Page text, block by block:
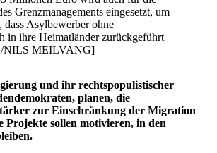
Grenzmanagements eingesetzt, um
dass Asylbewerber ohne
in ihre Heimatländer zurückgeführt
NILS MEILVANG]
und ihr rechtspopulistischer
planen, die
zur Einschränkung der Migration
Projekte sollen motivieren, in den